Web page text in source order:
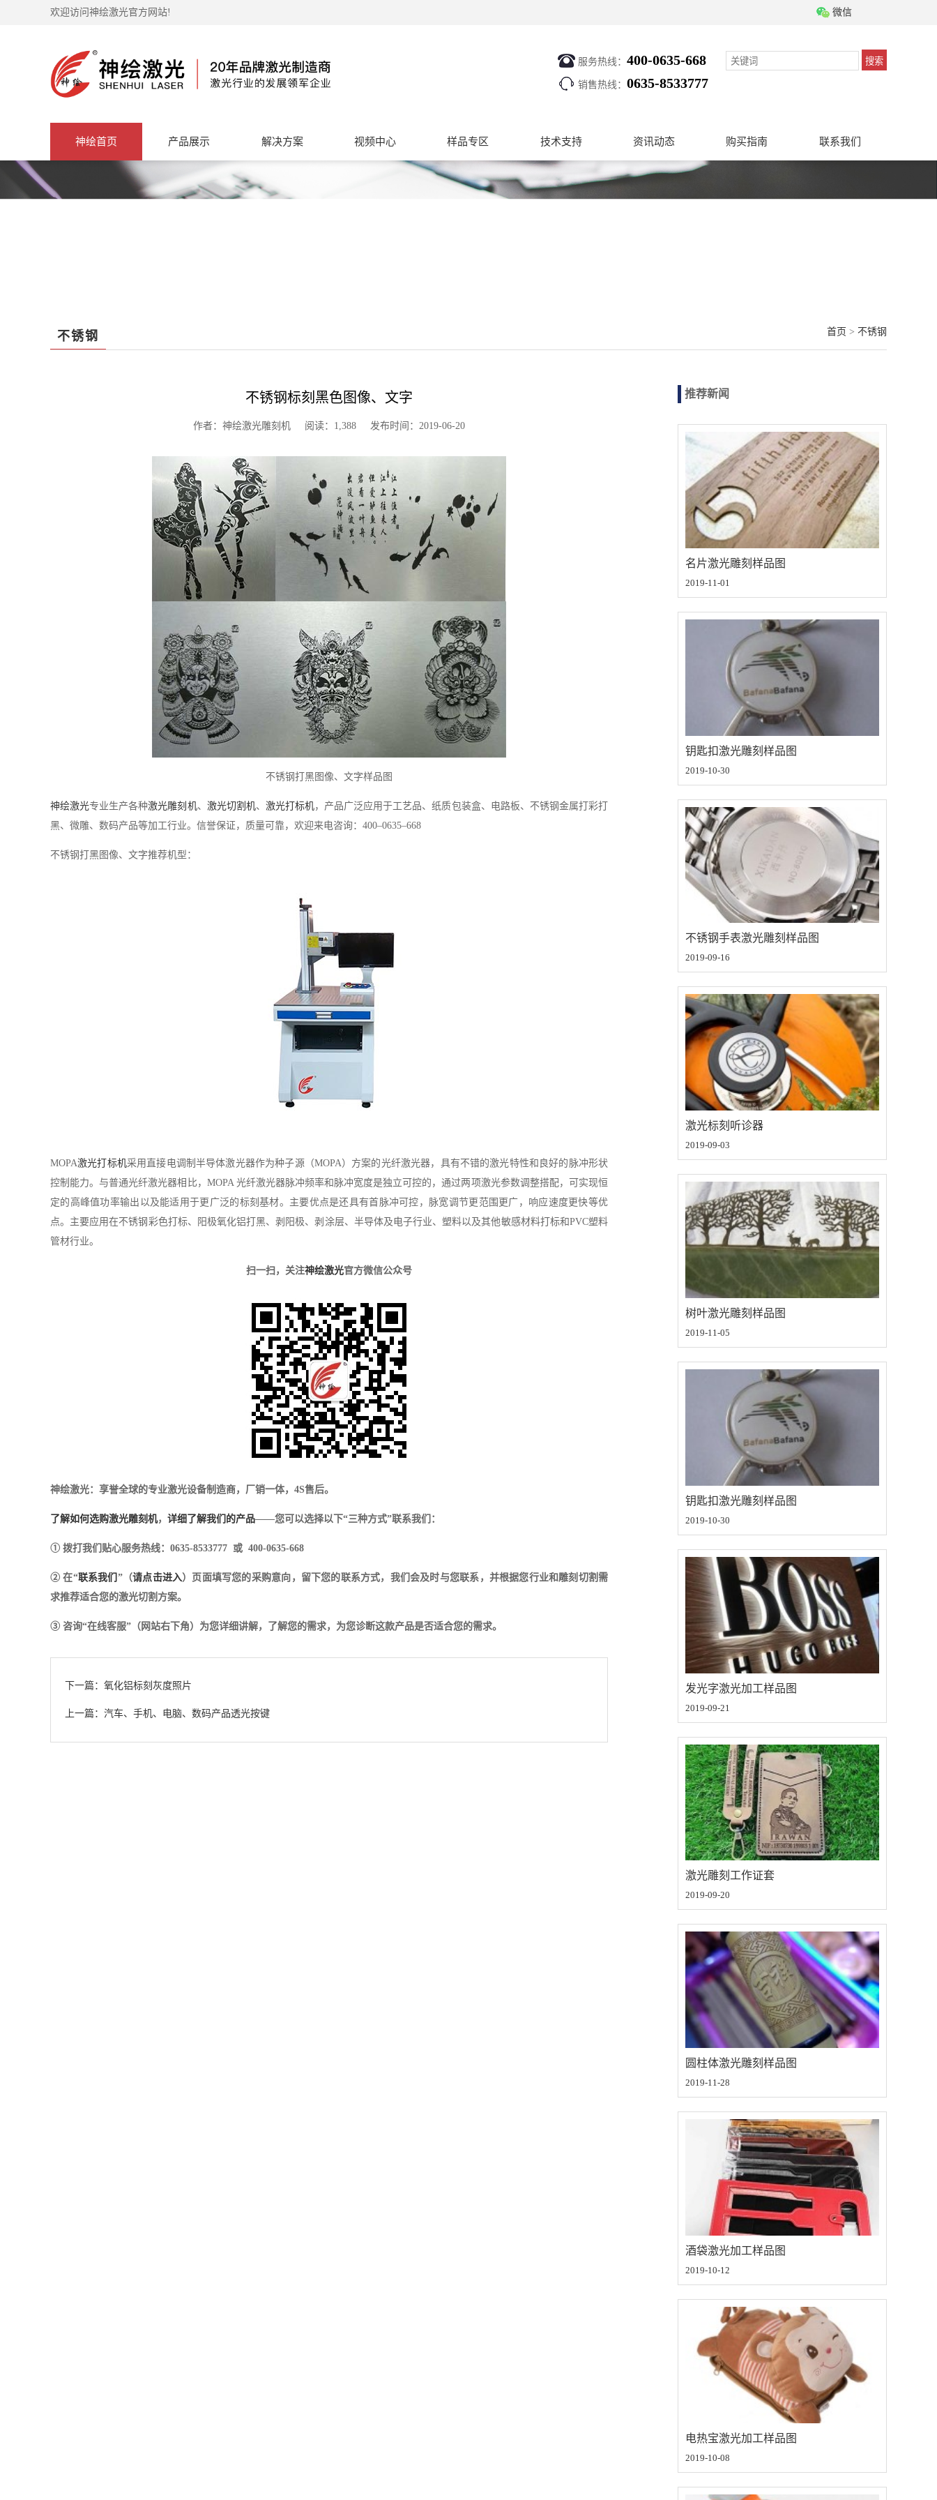
欢迎访问神绘激光官方网站! 微信
服务热线： 400-0635-668
销售热线： 0635-8533777
搜索
神绘首页 产品展示 解决方案 视频中心 样品专区 技术支持 资讯动态 购买指南 联系我们
不锈钢 首页 > 不锈钢
不锈钢标刻黑色图像、文字
作者：神绘激光雕刻机 阅读：1,388 发布时间：2019-06-20
不锈钢打黑图像、文字样品图
神绘激光专业生产各种激光雕刻机、 激光切割机、 激光打标机，产品广泛应用于工艺品、纸质包装盒、电路板、不锈钢金属打彩打
黑、微雕、数码产品等加工行业。信誉保证，质量可靠，欢迎来电咨询：400–0635–668
不锈钢打黑图像、文字推荐机型：
MOPA激光打标机采用直接电调制半导体激光器作为种子源（MOPA）方案的光纤激光器，具有不错的激光特性和良好的脉冲形状
控制能力。与普通光纤激光器相比，MOPA 光纤激光器脉冲频率和脉冲宽度是独立可控的，通过两项激光参数调整搭配，可实现恒
定的高峰值功率输出以及能适用于更广泛的标刻基材。主要优点是还具有首脉冲可控，脉宽调节更范围更广，响应速度更快等优
点。主要应用在不锈钢彩色打标、阳极氧化铝打黑、剥阳极、剥涂层、半导体及电子行业、塑料以及其他敏感材料打标和PVC塑料
管材行业。
扫一扫，关注神绘激光官方微信公众号
神绘激光：享誉全球的专业激光设备制造商，厂销一体，4S售后。
了解如何选购激光雕刻机， 详细了解我们的产品——您可以选择以下“三种方式”联系我们：
① 拨打我们贴心服务热线：0635-8533777 或 400-0635-668
② 在“联系我们 ”（请点击进入）页面填写您的采购意向，留下您的联系方式，我们会及时与您联系，并根据您行业和雕刻切割需
求推荐适合您的激光切割方案。
③ 咨询“在线客服”（网站右下角）为您详细讲解，了解您的需求，为您诊断这款产品是否适合您的需求。
下一篇：氧化铝标刻灰度照片
上一篇：汽车、手机、电脑、数码产品透光按键
推荐新闻
名片激光雕刻样品图
2019-11-01
钥匙扣激光雕刻样品图
2019-10-30
不锈钢手表激光雕刻样品图
2019-09-16
激光标刻听诊器
2019-09-03
树叶激光雕刻样品图
2019-11-05
钥匙扣激光雕刻样品图
2019-10-30
发光字激光加工样品图
2019-09-21
激光雕刻工作证套
2019-09-20
圆柱体激光雕刻样品图
2019-11-28
酒袋激光加工样品图
2019-10-12
电热宝激光加工样品图
2019-10-08